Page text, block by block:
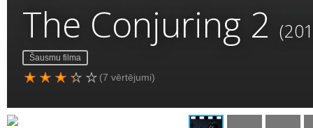
The Conjuring 2
Šausmu filma
(7 vērtējumi)